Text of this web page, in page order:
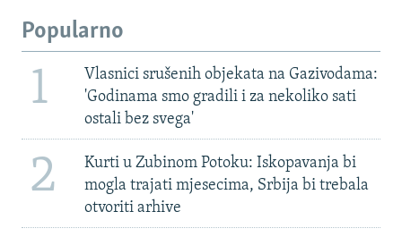
Popularno
1
Vlasnici srušenih objekata na Gazivodama:
'Godinama smo gradili i za nekoliko sati
ostali bez svega'
2
Kurti u Zubinom Potoku: Iskopavanja bi
mogla trajati mjesecima, Srbija bi trebala
otvoriti arhive